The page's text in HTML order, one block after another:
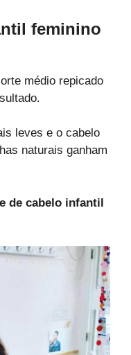
feminino
médio repicado
leves e o cabelo
naturais ganham
de cabelo infantil